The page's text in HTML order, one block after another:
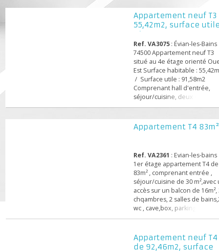
parking. Qualité RT 2012,
notaire réduit. A
toutes les commodités
commerces ,écoles,loisirs
,Mairie,transports en
Centre ville. Communes
proches d'Evian-le...
Appartement neuf
55,42m2, surface
91,58m2
Ref. VA3075: Évian-les-
74500 Appartement neuf
situé au 4e étage orienté
Est Surface habitable :
/ Surface utile : 91,58m2
Comprenant hall
une salle de bains, un WC
Appartement T4
Ref. VA2361: Evian-les-
1er étage appartement
83m² , comprenant
séjour/cuisine de 30
accès sur un balcon de
wc , cave,box, parking.
RT 2012, frais de notaire